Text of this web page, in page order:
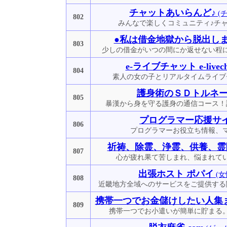
802 チャットあいらんど♪ (
みんなで楽しくコミュニティ♪チ
803 ●私は借金地獄から脱出し
少しの借金がいつの間にか返せない程
804 e-ライブチャット e-
素人の女の子とリアルタイムライ
805 護身術のＳＤトルネ
暴漢から身を守る護身の通信コース
806 プログラマー応援サ
プログラマーお役立ち情報、
807 祈祷、除霊、浄霊、供養、
心が疲れ果て苦しまれ、悩まれて
808 出張ホスト ポパイ (女
近畿地方全域へのサービスをご提供す
809 携帯一つでお金儲けしたい人集
携帯一つでお小遣いが簡単に貯まる